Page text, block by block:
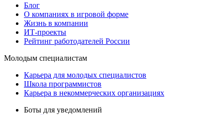
Блог
О компаниях в игровой форме
Жизнь в компании
ИТ-проекты
Рейтинг работодателей России
Молодым специалистам
Карьера для молодых специалистов
Школа программистов
Карьера в некоммерческих организациях
Боты для уведомлений